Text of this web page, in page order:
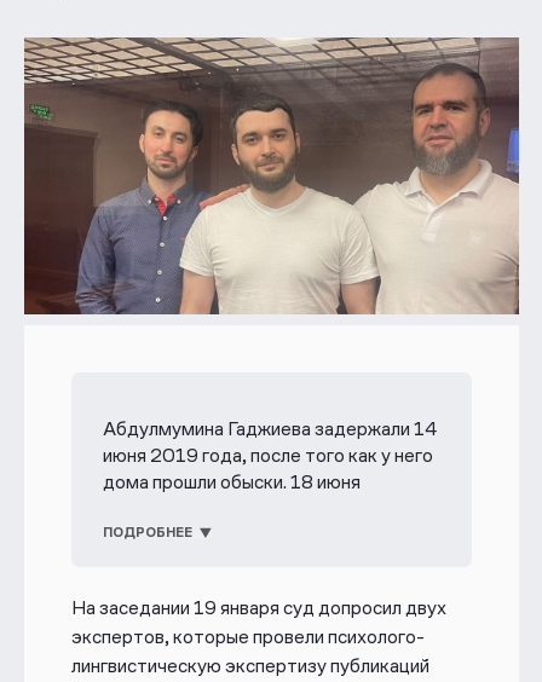
Абдулмумина Гаджиева задержали 14
июня 2019 года, после того как у него
дома прошли обыски. 18 июня
июля ему официально предъявили
террористов на идейного
вдохновителя. Показания на
журналиста дал другой обвиняемый
ПОДРОБНЕЕ
На заседании 19 января суд допросил двух
экспертов, которые провели психолого-
лингвистическую экспертизу публикаций